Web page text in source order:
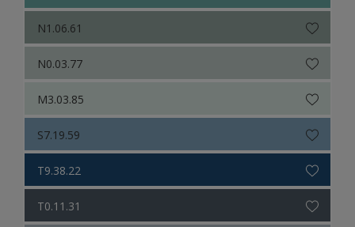
N1.06.61
N0.03.77
M3.03.85
S7.19.59
T9.38.22
T0.11.31